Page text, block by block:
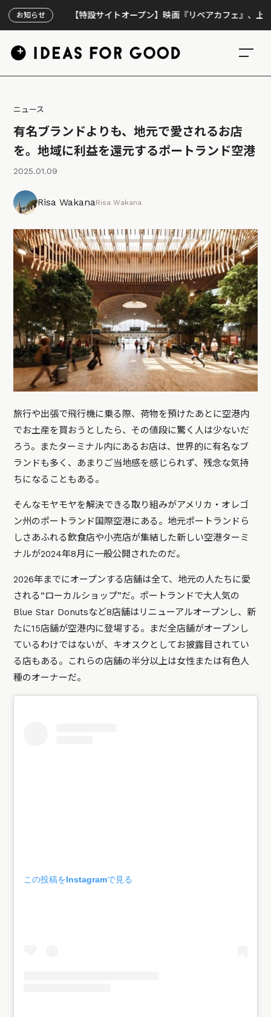
お知らせ【特設サイトオープン】映画『リペアカフェ』、上映300
ニュース
有名ブランドよりも、地元で愛されるお店
を。地域に利益を還元するポートランド空港
2025.01.09
Risa WakanaRisa Wakana
旅行や出張で飛行機に乗る際、荷物を預けたあとに空港内
でお土産を買おうとしたら、その値段に驚く人は少ないだ
ろう。またターミナル内にあるお店は、世界的に有名なブ
ランドも多く、あまりご当地感を感じられず、残念な気持
ちになることもある。
そんなモヤモヤを解決できる取り組みがアメリカ・オレゴ
ン州のポートランド国際空港にある。地元ポートランドら
しさあふれる飲食店や小売店が集結した新しい空港ターミ
ナルが2024年8月に一般公開されたのだ。
2026年までにオープンする店舗は全て、地元の人たちに愛
される“ローカルショップ”だ。ポートランドで大人気の
Blue Star Donutsなど8店舗はリニューアルオープンし、新
たに15店舗が空港内に登場する。まだ全店舗がオープンし
ているわけではないが、キオスクとしてお披露目されてい
る店もある。これらの店舗の半分以上は女性または有色人
種のオーナーだ。
この投稿をInstagramで見る